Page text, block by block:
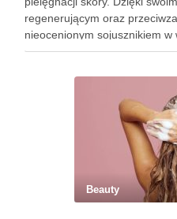
regenerującym oraz
nieocenionym sojusznikiem w
takimi jak zmarszczki, trądzik
Beauty